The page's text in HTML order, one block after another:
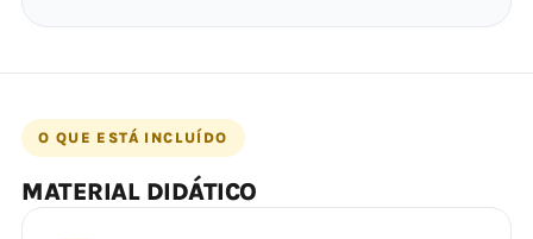
O QUE ESTÁ INCLUÍDO
MATERIAL DIDÁTICO